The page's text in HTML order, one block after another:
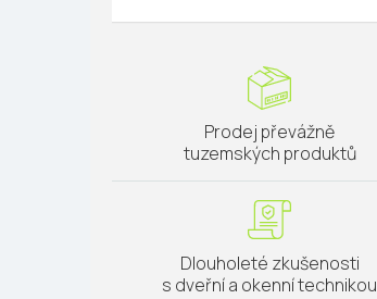
Prodej převážně
tuzemských produktů
Dlouholeté zkušenosti
s dveřní a okenní technikou